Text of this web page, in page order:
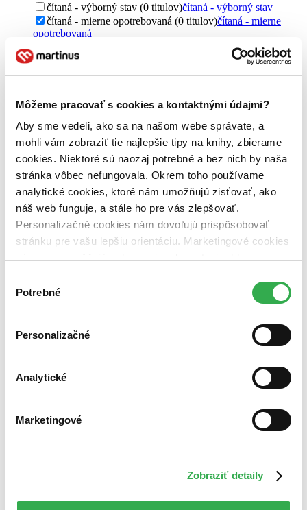
Môžeme pracovať s cookies a kontaktnými údajmi?
Aby sme vedeli, ako sa na našom webe správate, a
mohli vám zobraziť tie najlepšie tipy na knihy, zbierame
cookies. Niektoré sú naozaj potrebné a bez nich by naša
stránka vôbec nefungovala. Okrem toho používame
analytické cookies, ktoré nám umožňujú zisťovať, ako
náš web funguje, a stále ho pre vás zlepšovať.
Personalizačné cookies nám dovoľujú prispôsobovať
stránku pre vašu lepšiu orientáciu. Marketingové cookies
nám pomohlo, keby sme mohli používať všetky tieto
súhlasu
Potrebné
Personalizačné
Analytické
Marketingové
Zobraziť detaily
čítaná - výborný stav (0 titulov)čítaná - výborný stav
čítaná - mierne opotrebovaná (0 titulov)čítaná - mierne
opotrebovaná
čítané verzie
vypredaných kníh
čeština (1 titul) čeština 1
Vydavateľstvo
Mladá fronta (1 titul) Mladá fronta
Väzba
pevná väzba (1 titul)pevná väzba1
Zúžiť výber
Zoradiť
Bestsellery
Najdrahšie
čítané - mierne opotrebované